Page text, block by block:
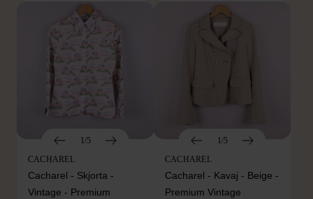
1/5
CACHAREL
Cacharel - Skjorta -
Vintage - Premium
1/5
CACHAREL
Cacharel - Kavaj - Beige -
Premium Vintage